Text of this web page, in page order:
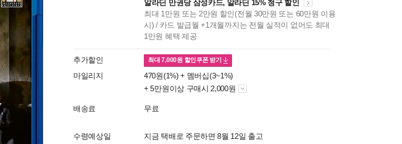
알라딘 만권당 삼성카드, 알라딘 15% 청구 할인
최대 1만원 또는 2만원 할인(전월 30만원 또는 60만원 이용
시) / 카드 발급월 +1개월까지는 전월 실적이 없어도 최대
1만원 혜택 제공
추가할인 최대7,000원 할인쿠폰 받기
마일리지 470원(1%) + 멤버십(3~1%)
+ 5만원이상 구매시 2,000원
배송료 무료
수령예상일
지금 택배로 주문하면 8월 12일 출고